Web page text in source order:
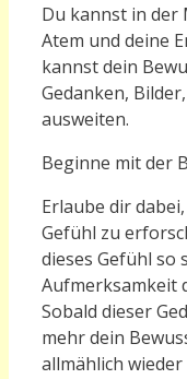
Du kannst in der
Atem und deine
kannst dein
Gedanken,
ausweiten.
Beginne mit der
Erlaube dir
Gefühl zu
dieses Gefühl so
Aufmerksamkeit
Sobald dieser
mehr dein
allmählich